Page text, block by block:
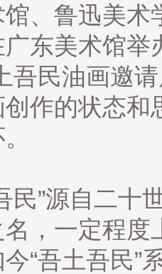
、鲁迅美术
东美术馆举
吾民油画邀
作的状态和
”源自二十
，一定程
“吾土吾民”